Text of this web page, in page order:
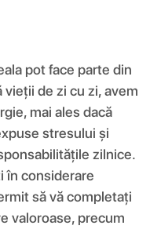
pot face parte din
vieții de zi cu zi, avem
mai ales dacă
stresului și
zilnice.
în considerare
să vă completați
valoroase, precum